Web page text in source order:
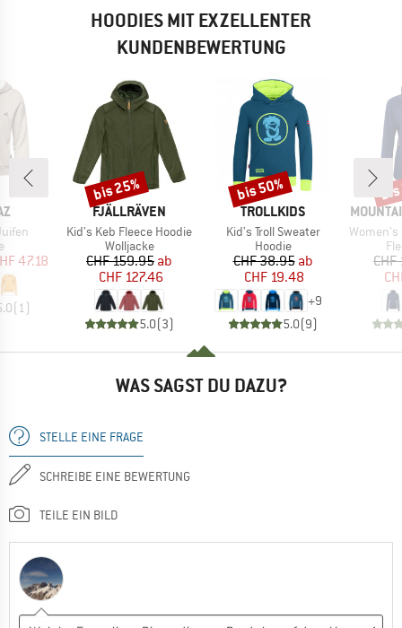
HOODIES MIT EXZELLENTER
KUNDENBEWERTUNG
Preis
47.18
(1)
MARKE
FJÄLLRÄVEN
Artikel
Kid's Keb Fleece Hoodie
Produktgruppe
Wolljacke
Preis
CHF 159.95reduzierter Preis
ab
CHF 127.46
5.0(3)
Rabatt
bis 25%
MARKE
TROLLKIDS
Artikel
Kid's Troll Sweater
Produktgruppe
Hoodie
Preis
CHF 38.95reduzierter Preis
ab
CHF 19.48
+9
5.0(9)
Rabatt
bis 50%
MARKE
Artikel
Women's
WAS SAGST DU DAZU?
STELLE EINE FRAGE
SCHREIBE EINE BEWERTUNG
TEILE EIN BILD